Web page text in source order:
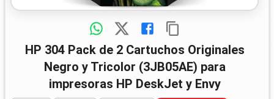
HP 304 Pack de 2 Cartuchos Originales
Negro y Tricolor (3JB05AE) para
impresoras HP DeskJet y Envy